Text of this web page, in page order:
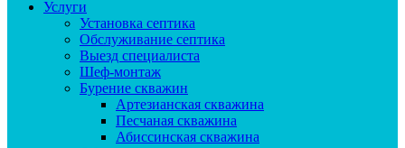
Услуги
Установка септика
Обслуживание септика
Выезд специалиста
Шеф-монтаж
Бурение скважин
Артезианская скважина
Песчаная скважина
Абиссинская скважина